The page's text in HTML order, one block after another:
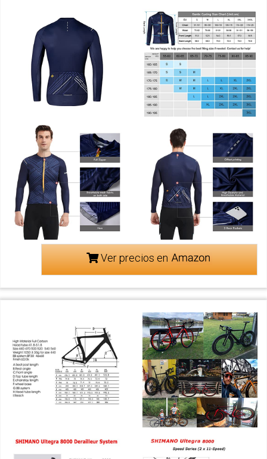
Ver precios en